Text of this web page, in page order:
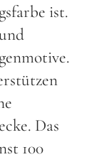
ist.
Das
100